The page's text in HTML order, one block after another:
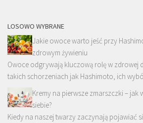
LOSOWO WYBRANE
Jakie owoce warto jeść przy
zdrowym żywieniu
Owoce odgrywają kluczową rolę w zdrowej
takich schorzeniach jak Hashimoto, ich
Kremy na pierwsze zmarszczki – jak
siebie?
Kiedy na naszej twarzy zaczynają pojawiać